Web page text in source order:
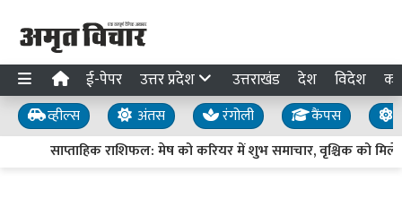
ई-पेपर उत्तर प्रदेश उत्तराखंड देश विदेश
व्हील्स अंतस रंगोली कैंपस
साप्ताहिक राशिफल: मेष को करियर में शुभ समाचार, वृश्चिक को